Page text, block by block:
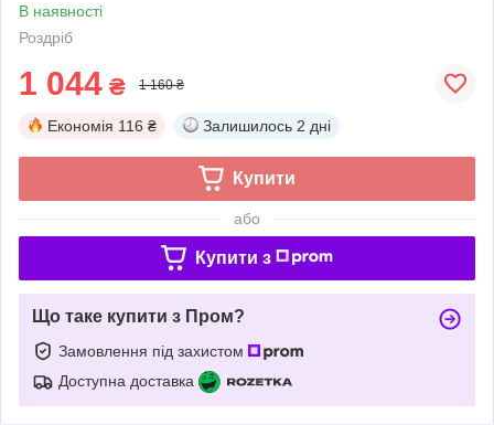
В наявності
Роздріб
1 044 ₴ 1 160 ₴
Економія 116 ₴ Залишилось 2 дні
Купити
або
Купити з
Що таке купити з Пром?
Замовлення під захистом
Доступна доставка